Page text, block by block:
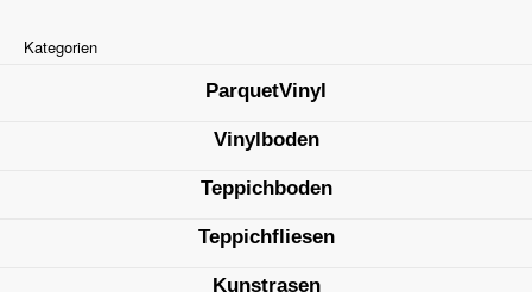
Kategorien
ParquetVinyl
Vinylboden
Teppichboden
Teppichfliesen
Kunstrasen